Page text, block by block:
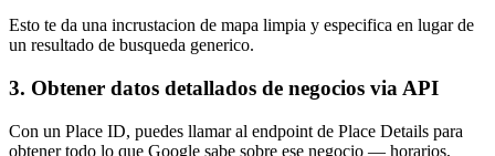
Esto te da una incrustacion de mapa limpia y especifica en lugar de
un resultado de busqueda generico.
3. Obtener datos detallados de negocios via API
Con un Place ID, puedes llamar al endpoint de Place Details para
obtener todo lo que Google sabe sobre ese negocio — horarios,